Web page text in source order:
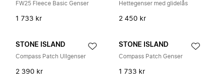
FW25 Fleece Basic Genser
1 733 kr
Hettegenser med glidelås
2 450 kr
STONE ISLAND
Compass Patch Ullgenser
2 390 kr
STONE ISLAND
Compass Patch Genser
1 733 kr